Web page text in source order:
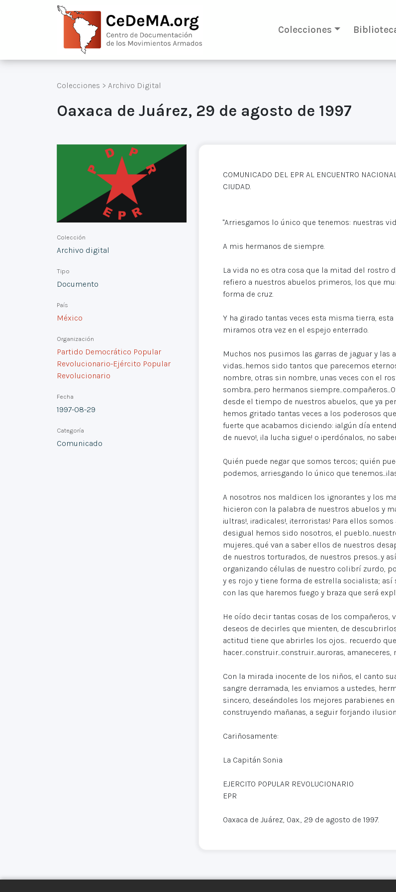
Colecciones
Colecciones > Archivo Digital
Oaxaca de Juárez, 29 de agosto de 1997
Colección
Archivo digital
Tipo
Documento
País
México
Organización
Partido Democrático Popular
Revolucionario-Ejército Popular
Revolucionario
Fecha
1997-08-29
Categoría
Comunicado
COMUNICADO DEL EPR AL ENCUENTRO
CIUDAD.
"Arriesgamos lo único que tenemos: nuestras
A mis hermanos de siempre.
La vida no es otra cosa que la mitad del rostro
refiero a nuestros abuelos primeros, los que
forma de cruz.
Y ha girado tantas veces esta misma tierra,
miramos otra vez en el espejo enterrado.
Muchos nos pusimos las garras de jaguar y las
vidas...hemos sido tantos que parecemos
nombre, otras sin nombre, unas veces con el
sombra...pero hermanos
desde el tiempo de nuestros abuelos, que ya
hemos gritado tantas veces a los poderosos
fuerte que acabamos diciendo: ¡algún día
de nuevo!, ¡la lucha sigue! o ¡perdónalos, no
Quién puede negar que somos tercos; quién
podemos, arriesgando lo único que
A nosotros nos maldicen los ignorantes y los
hicieron con la palabra de nuestros abuelos y
¡ultras!, ¡radicales!, ¡terroristas! Para ellos
desigual hemos sido nosotros, el
mujeres...qué van a saber ellos de nuestros
de nuestros torturados, de nuestros presos...y
organizando células de nuestro colibrí zurdo,
y es rojo y tiene forma de estrella socialista;
con las que haremos fuego y braza que será
He oído decir tantas cosas de los compañeros,
deseos de decirles que mienten, de
actitud tiene que abrirles los ojos... recuerdo
hacer...construir...construir...auroras, amaneceres,
Con la mirada inocente de los niños, el canto
sangre derramada, les enviamos a ustedes,
sincero, deseándoles los mejores parabienes
construyendo mañanas, a seguir forjando
Cariñosamente:
La Capitán Sonia
EJERCITO POPULAR REVOLUCIONARIO
EPR
Oaxaca de Juárez, Oax., 29 de agosto de 1997.